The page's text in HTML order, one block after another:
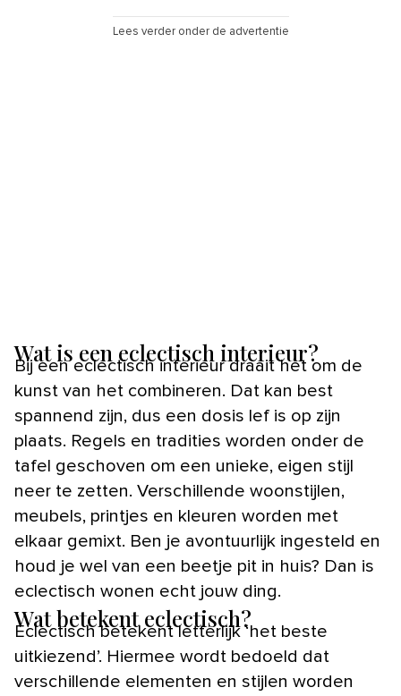
Lees verder onder de advertentie
Wat is een eclectisch interieur?
Bij een eclectisch interieur draait het om de
kunst van het combineren. Dat kan best
spannend zijn, dus een dosis lef is op zijn
plaats. Regels en tradities worden onder de
tafel geschoven om een unieke, eigen stijl
neer te zetten. Verschillende woonstijlen,
meubels, printjes en kleuren worden met
elkaar gemixt. Ben je avontuurlijk ingesteld en
houd je wel van een beetje pit in huis? Dan is
eclectisch wonen echt jouw ding.
Wat betekent eclectisch?
Eclectisch betekent letterlijk ‘het beste
uitkiezend’. Hiermee wordt bedoeld dat
verschillende elementen en stijlen worden